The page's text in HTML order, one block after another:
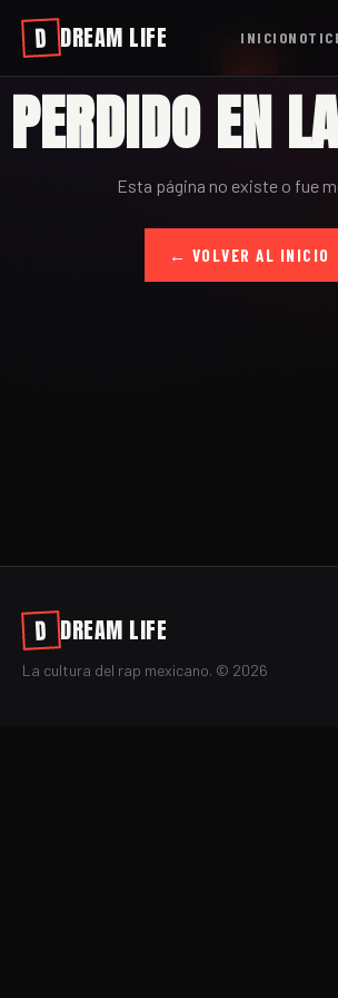
D DREAM LIFE INICIO
PERDIDO EN
Esta página no existe o fue
← VOLVER AL INICIO
D DREAM LIFE
La cultura del rap mexicano. © 2026